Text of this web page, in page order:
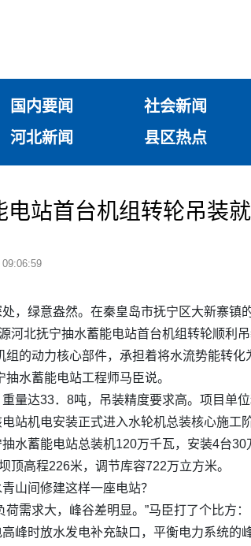
国内要闻 社会新闻
河北新闻 县区热点
电站首台机组转轮吊装
09:06:59
，绿意盎然。在秦皇岛市抚宁区大新寨镇
河北抚宁抽水蓄能电站首台机组转轮顺利
组的动力核心部件，承担着将水流势能转
水蓄能电站工程师马臣说。
量达33．8吨，吊装精度要求高。项目单
站机电安装正式进入水轮机总装核心施工阶
抽水蓄能电站总装机120万千瓦，安装4台
顶高程226米，调节库容722万立方米。
山间修建这样一座电站？
荷需求大，峰谷差明显。”马臣打了个比方
峰时放水发电补充缺口，平衡电力系统的